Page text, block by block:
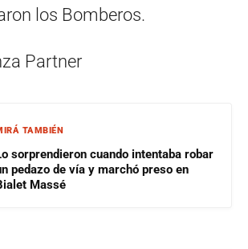
los Bomberos.
Partner
TAMBIÉN
sorprendieron cuando intentaba robar
pedazo de vía y marchó preso en
Massé